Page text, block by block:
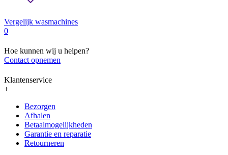
Vergelijk wasmachines
0
Hoe kunnen wij u helpen?
Contact opnemen
Klantenservice
+
Bezorgen
Afhalen
Betaalmogelijkheden
Garantie en reparatie
Retourneren